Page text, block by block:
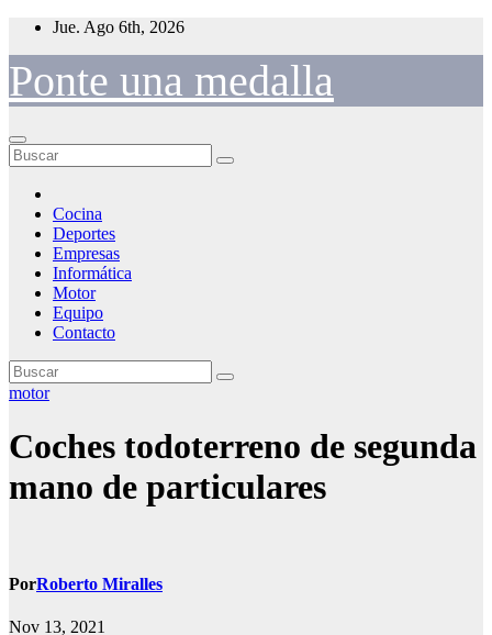
Saltar
contenido
Jue. Ago 6th, 2026
Ponte una medalla
Cocina
Deportes
Empresas
Informática
Motor
Equipo
Contacto
motor
Coches todoterreno de segunda
mano de particulares
PorRoberto Miralles
Nov 13, 2021